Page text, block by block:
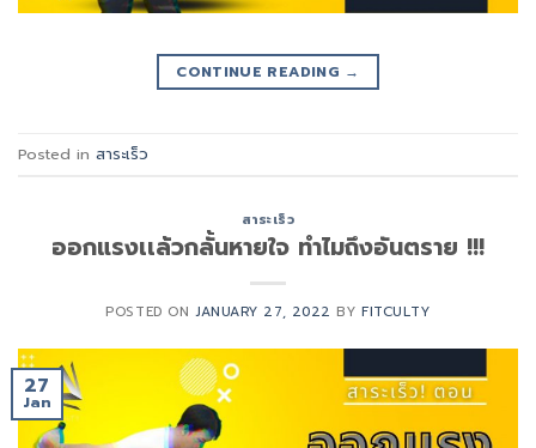
CONTINUE READING →
Posted in สาระเร็ว
สาระเร็ว
ออกแรงเเล้วกลั้นหายใจ ทำไมถึงอันตราย !!!
POSTED ON JANUARY 27, 2022 BYFITCULTY
27
Jan